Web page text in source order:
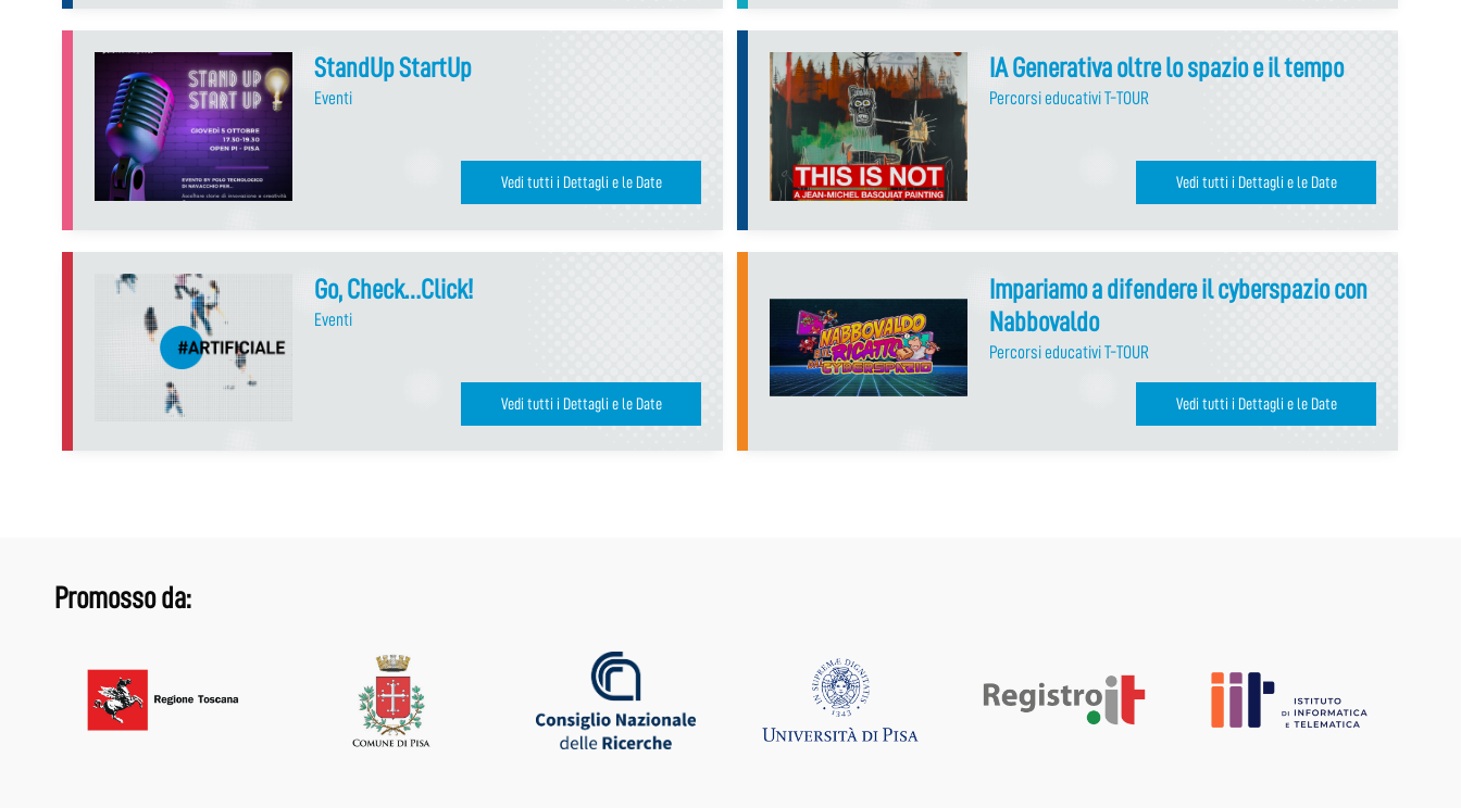
StandUp StartUp
Eventi
Vedi tutti i Dettagli e le Date
IA Generativa oltre lo spazio e il tempo
Percorsi educativi T-TOUR
Vedi tutti i Dettagli e le Date
Go, Check…Click!
Eventi
Vedi tutti i Dettagli e le Date
Impariamo a difendere il cyberspazio con
Nabbovaldo
Percorsi educativi T-TOUR
Vedi tutti i Dettagli e le Date
Promosso da: